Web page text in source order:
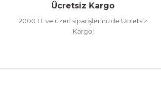
Hamit Çakıcı | 15/04/2026
Ücretsiz Kargo
2000 TL ve üzeri siparişlerinizde Ücretsiz
Kargo!